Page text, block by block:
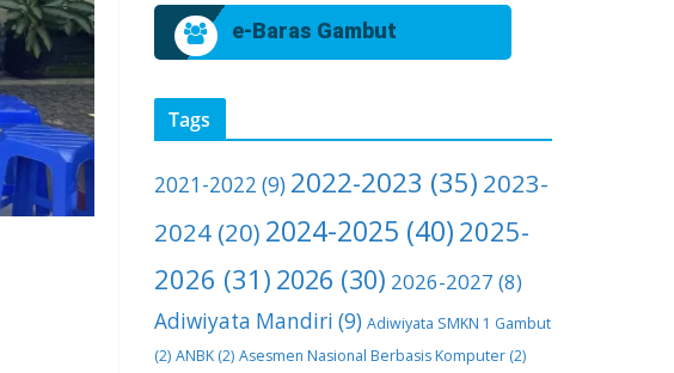
e-Baras Gambut
Tags
2021-2022 (9) 2022-2023 (35) 2023-
2024 (20) 2024-2025 (40) 2025-
2026 (31) 2026 (30) 2026-2027 (8)
Adiwiyata Mandiri (9) Adiwiyata SMKN 1 Gambut
(2) ANBK (2) Asesmen Nasional Berbasis Komputer (2)